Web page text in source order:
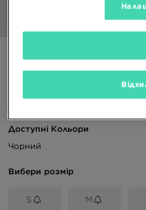
NEW ERA КУРТКА NEW
Доступні Кольори
Чорний
Вибери розмір
S M